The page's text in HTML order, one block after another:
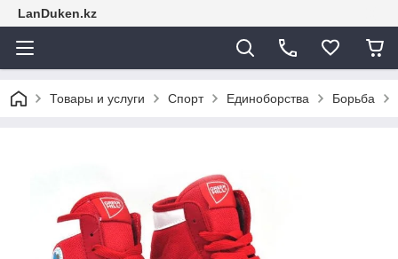
LanDuken.kz
Товары и услуги Спорт Единоборства Борьба